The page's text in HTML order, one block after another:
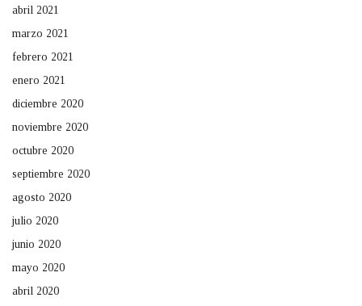
abril 2021
marzo 2021
febrero 2021
enero 2021
diciembre 2020
noviembre 2020
octubre 2020
septiembre 2020
agosto 2020
julio 2020
junio 2020
mayo 2020
abril 2020